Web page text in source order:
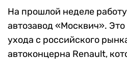
На прошлой неделе работу
автозавод «Москвич».
ухода с российского
автоконцерна Renault,